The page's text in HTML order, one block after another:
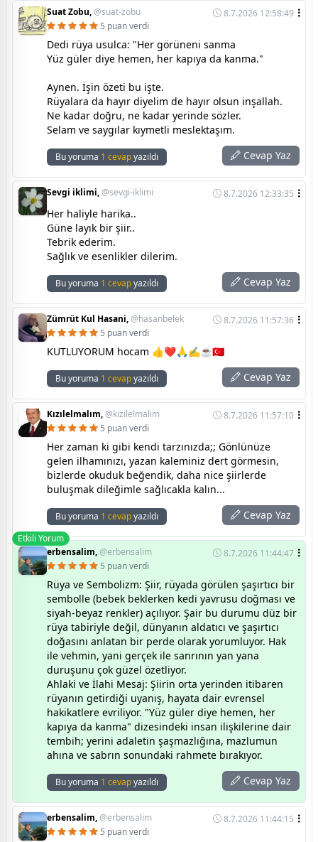
Suat Zobu,@suat-zobu
8.7.2026 12:58:49
5 puan verdi
Dedi rüya usulca: "Her görüneni sanma
Yüz güler diye hemen, her kapıya da kanma."
Aynen. İşin özeti bu işte.
Rüyalara da hayır diyelim de hayır olsun inşallah.
Ne kadar doğru, ne kadar yerinde sözler.
Selam ve saygılar kıymetli meslektaşım.
Bu yoruma 1 cevapyazıldı Cevap Yaz
Sevgi iklimi,@sevgi-iklimi 8.7.2026 12:33:35
Her haliyle harika..
Güne layık bir şiir..
Tebrik ederim.
Sağlık ve esenlikler dilerim.
Bu yoruma 1 cevapyazıldı Cevap Yaz
Zümrüt Kul Hasani,@hasanbelek
8.7.2026 11:57:36
5 puan verdi
KUTLUYORUM hocam 👍❤️🙏✍️☕🇹🇷
Bu yoruma 1 cevapyazıldı Cevap Yaz
Kızılelmalım,@kizilelmalim
8.7.2026 11:57:10
5 puan verdi
Her zaman ki gibi kendi tarzınızda;; Gönlünüze
gelen ilhamınızı, yazan kaleminiz dert görmesin,
bizlerde okuduk beğendik, daha nice şiirlerde
buluşmak dileğimle sağlıcakla kalın...
Bu yoruma 1 cevapyazıldı Cevap Yaz
Etkili Yorum
erbensalim,@erbensalim
8.7.2026 11:44:47
5 puan verdi
Rüya ve Sembolizm: Şiir, rüyada görülen şaşırtıcı bir
sembolle (bebek beklerken kedi yavrusu doğması ve
siyah-beyaz renkler) açılıyor. Şair bu durumu düz bir
rüya tabiriyle değil, dünyanın aldatıcı ve şaşırtıcı
doğasını anlatan bir perde olarak yorumluyor. Hak
ile vehmin, yani gerçek ile sanrının yan yana
duruşunu çok güzel özetliyor.
Ahlaki ve İlahi Mesaj: Şiirin orta yerinden itibaren
rüyanın getirdiği uyanış, hayata dair evrensel
hakikatlere evriliyor. "Yüz güler diye hemen, her
kapıya da kanma" dizesindeki insan ilişkilerine dair
tembih; yerini adaletin şaşmazlığına, mazlumun
ahına ve sabrın sonundaki rahmete bırakıyor.
Bu yoruma 1 cevapyazıldı Cevap Yaz
erbensalim,@erbensalim
8.7.2026 11:44:15
5 puan verdi